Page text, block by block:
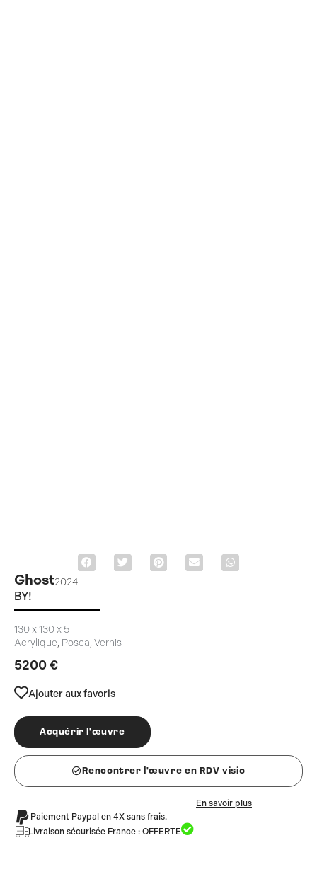
Ghost2024
BY!
130 x 130 x 5
Acrylique, Posca, Vernis
5200€
Ajouter aux favoris
Acquérir l'œuvre
Rencontrer l'œuvre en RDV visio
Paiement Paypal en 4X sans frais.
En savoir plus
Livraison sécurisée France : OFFERTE